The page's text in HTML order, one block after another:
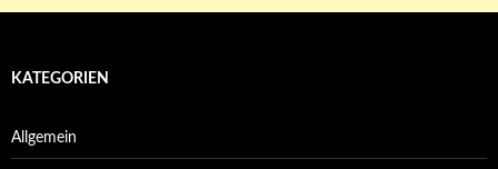
KATEGORIEN
Allgemein